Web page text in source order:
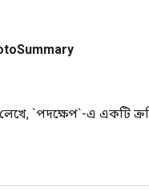
`পদক্ষেপ`-এ একটি